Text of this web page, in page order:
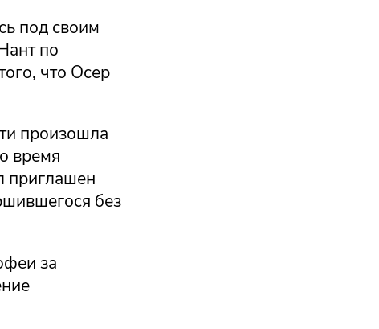
под своим
по
что Осер
произошла
время
приглашен
без
за